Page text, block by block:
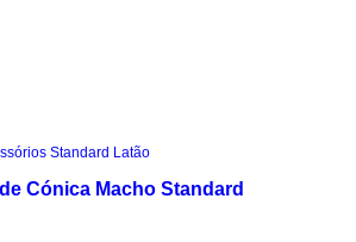
Standard Latão
Cónica Macho Standard